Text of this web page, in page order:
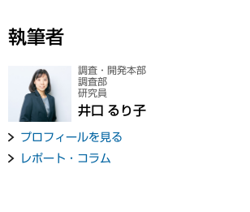
執筆者
調査・開発本部
調査部
研究員
井口 るり子
プロフィールを見る
レポート・コラム